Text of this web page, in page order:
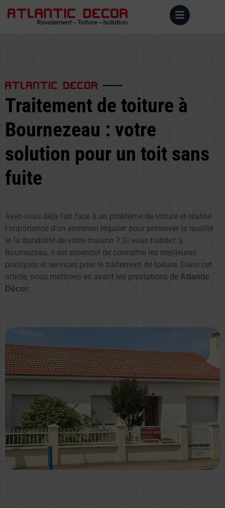
ATLANTIC DECOR
Traitement de toiture à
Bournezeau : votre
solution pour un toit sans
fuite
Avez-vous déjà fait face à un problème de toiture et réalisé
l’importance d’un entretien régulier pour préserver la qualité
et la durabilité de votre maison ? Si vous habitez à
Bournezeau, il est essentiel de connaître les meilleures
pratiques et services pour le traitement de toiture. Dans cet
article, nous mettrons en avant les prestations de Atlantic
Décor.